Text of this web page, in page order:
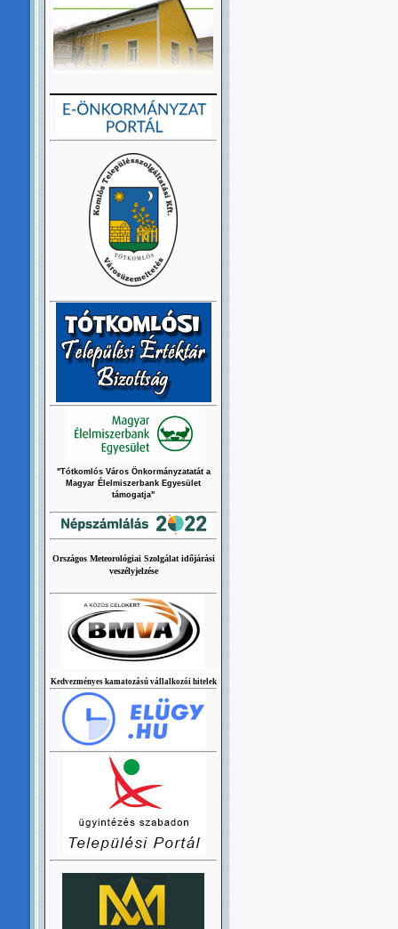
"Tótkomlós Város Önkormányzatatát a
Magyar Élelmiszerbank Egyesület
támogatja"
Országos Meteorológiai Szolgálat időjárási
veszélyjelzése
Kedvezményes kamatozású vállalkozói hitelek